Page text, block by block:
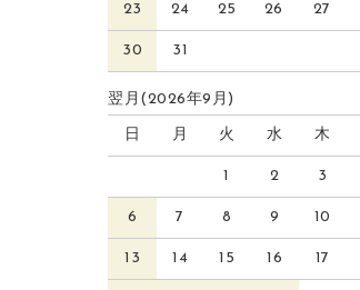
23 24 25 26 27
30 31
翌月(2026年9月)
日 月 火 水 木
1 2 3
6 7 8 9 10
13 14 15 16 17